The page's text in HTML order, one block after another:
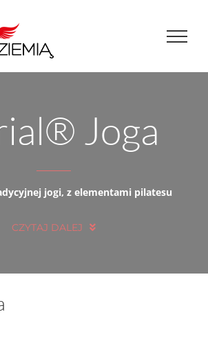
Joga
jogi, z elementami pilatesu
CZYTAJ DALEJ